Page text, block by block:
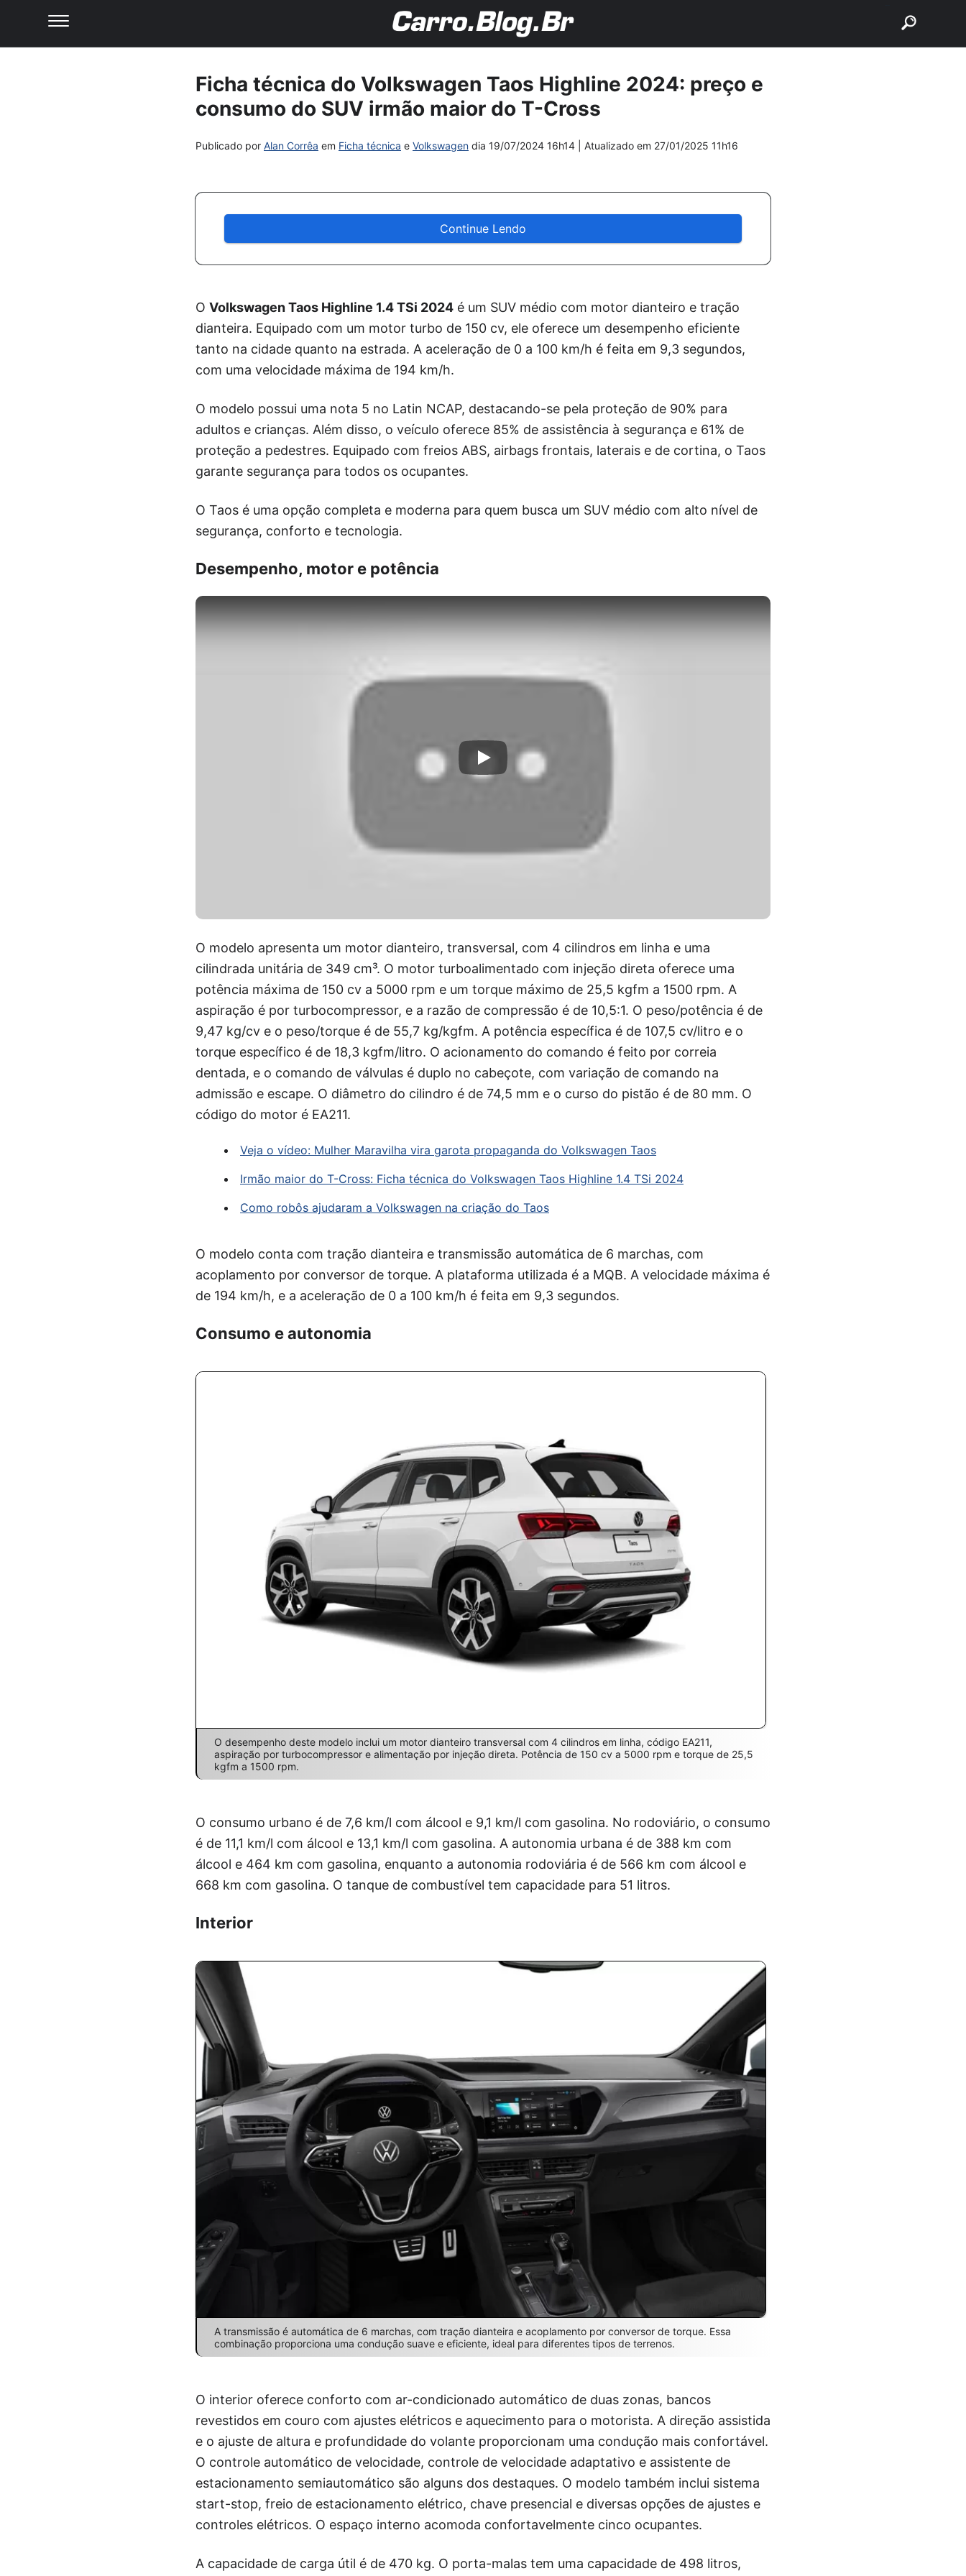
Ficha técnica do Volkswagen Taos Highline 2024: preço e
consumo do SUV irmão maior do T-Cross
Publicado por Alan Corrêa em Ficha técnica e Volkswagen dia 19/07/2024 16h14 | Atualizado em 27/01/2025 11h16
Continue Lendo
O Volkswagen Taos Highline 1.4 TSi 2024 é um SUV médio com motor dianteiro e tração
dianteira. Equipado com um motor turbo de 150 cv, ele oferece um desempenho eficiente
tanto na cidade quanto na estrada. A aceleração de 0 a 100 km/h é feita em 9,3 segundos,
com uma velocidade máxima de 194 km/h.
O modelo possui uma nota 5 no Latin NCAP, destacando-se pela proteção de 90% para
adultos e crianças. Além disso, o veículo oferece 85% de assistência à segurança e 61% de
proteção a pedestres. Equipado com freios ABS, airbags frontais, laterais e de cortina, o Taos
garante segurança para todos os ocupantes.
O Taos é uma opção completa e moderna para quem busca um SUV médio com alto nível de
segurança, conforto e tecnologia.
Desempenho, motor e potência
O modelo apresenta um motor dianteiro, transversal, com 4 cilindros em linha e uma
cilindrada unitária de 349 cm³. O motor turboalimentado com injeção direta oferece uma
potência máxima de 150 cv a 5000 rpm e um torque máximo de 25,5 kgfm a 1500 rpm. A
aspiração é por turbocompressor, e a razão de compressão é de 10,5:1. O peso/potência é de
9,47 kg/cv e o peso/torque é de 55,7 kg/kgfm. A potência específica é de 107,5 cv/litro e o
torque específico é de 18,3 kgfm/litro. O acionamento do comando é feito por correia
dentada, e o comando de válvulas é duplo no cabeçote, com variação de comando na
admissão e escape. O diâmetro do cilindro é de 74,5 mm e o curso do pistão é de 80 mm. O
código do motor é EA211.
Veja o vídeo: Mulher Maravilha vira garota propaganda do Volkswagen Taos
Irmão maior do T-Cross: Ficha técnica do Volkswagen Taos Highline 1.4 TSi 2024
Como robôs ajudaram a Volkswagen na criação do Taos
O modelo conta com tração dianteira e transmissão automática de 6 marchas, com
acoplamento por conversor de torque. A plataforma utilizada é a MQB. A velocidade máxima é
de 194 km/h, e a aceleração de 0 a 100 km/h é feita em 9,3 segundos.
Consumo e autonomia
O desempenho deste modelo inclui um motor dianteiro transversal com 4 cilindros em linha, código EA211,
aspiração por turbocompressor e alimentação por injeção direta. Potência de 150 cv a 5000 rpm e torque de 25,5
kgfm a 1500 rpm.
O consumo urbano é de 7,6 km/l com álcool e 9,1 km/l com gasolina. No rodoviário, o consumo
é de 11,1 km/l com álcool e 13,1 km/l com gasolina. A autonomia urbana é de 388 km com
álcool e 464 km com gasolina, enquanto a autonomia rodoviária é de 566 km com álcool e
668 km com gasolina. O tanque de combustível tem capacidade para 51 litros.
Interior
A transmissão é automática de 6 marchas, com tração dianteira e acoplamento por conversor de torque. Essa
combinação proporciona uma condução suave e eficiente, ideal para diferentes tipos de terrenos.
O interior oferece conforto com ar-condicionado automático de duas zonas, bancos
revestidos em couro com ajustes elétricos e aquecimento para o motorista. A direção assistida
e o ajuste de altura e profundidade do volante proporcionam uma condução mais confortável.
O controle automático de velocidade, controle de velocidade adaptativo e assistente de
estacionamento semiautomático são alguns dos destaques. O modelo também inclui sistema
start-stop, freio de estacionamento elétrico, chave presencial e diversas opções de ajustes e
controles elétricos. O espaço interno acomoda confortavelmente cinco ocupantes.
A capacidade de carga útil é de 470 kg. O porta-malas tem uma capacidade de 498 litros,